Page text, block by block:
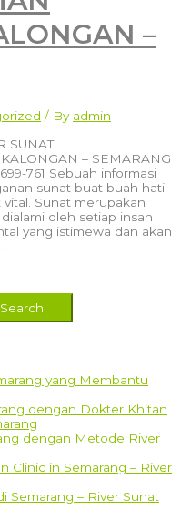
–
/ By admin
SUNAT
– SEMARANG
761 Sebuah informasi
sunat buat buah hati
Sunat merupakan
oleh setiap insan
yang istimewa dan akan
yang Membantu
dengan Dokter Khitan
dengan Metode River
Clinic in Semarang – River
Semarang – River Sunat